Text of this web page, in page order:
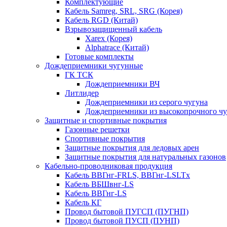
Комплектующие
Кабель Samreg, SRL, SRG (Корея)
Кабель RGD (Китай)
Взрывозащищенный кабель
Xarex (Корея)
Alphatrace (Китай)
Готовые комплекты
Дождеприемники чугунные
ГК ТСК
Дождеприемники ВЧ
Литлидер
Дождеприемники из серого чугуна
Дождеприемники из высокопрочного
Защитные и спортивные покрытия
Газонные решетки
Спортивные покрытия
Защитные покрытия для ледовых арен
Защитные покрытия для натуральных газонов
Кабельно-проводниковая продукция
Кабель ВВГнг-FRLS, ВВГнг-LSLTx
Кабель ВБШвнг-LS
Кабель ВВГнг-LS
Кабель КГ
Провод бытовой ПУГСП (ПУГНП)
Провод бытовой ПУСП (ПУНП)